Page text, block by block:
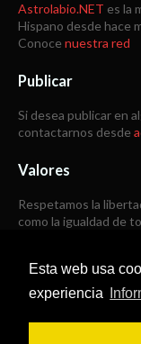
Esta web usa
experiencia
Astrolabio.NET es la
Hispano desde hace
Conoce nuestra red
Publicar
Si desea publicar en
contactarnos desde
Valores
Respetamos la
como la igualdad de